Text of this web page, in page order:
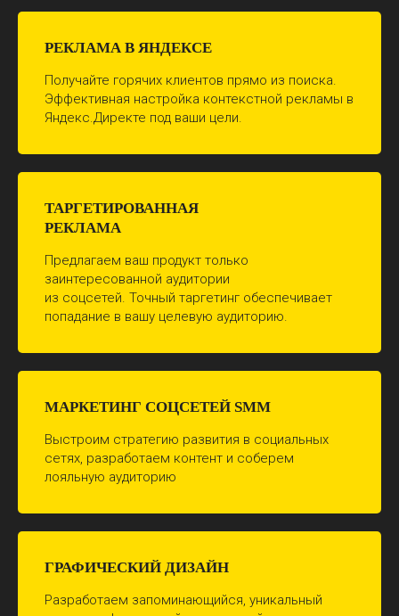
РЕКЛАМА В ЯНДЕКСЕ
Получайте горячих клиентов прямо из поиска.
Эффективная настройка контекстной рекламы в
Яндекс.Директе под ваши цели.
ТАРГЕТИРОВАННАЯ
РЕКЛАМА
Предлагаем ваш продукт только
заинтересованной аудитории
из соцсетей. Точный таргетинг обеспечивает
попадание в вашу целевую аудиторию.
МАРКЕТИНГ СОЦСЕТЕЙ SMM
Выстроим стратегию развития в социальных
сетях, разработаем контент и соберем
лояльную аудиторию
ГРАФИЧЕСКИЙ ДИЗАЙН
Разработаем запоминающийся, уникальный